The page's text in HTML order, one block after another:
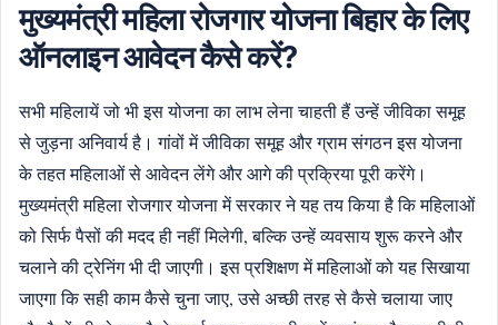
मुख्यमंत्री महिला रोजगार योजना बिहार के लिए
ऑनलाइन आवेदन कैसे करें?
सभी महिलायें जो भी इस योजना का लाभ लेना चाहती हैं उन्हें जीविका समूह
से जुड़ना अनिवार्य है। गांवों में जीविका समूह और ग्राम संगठन इस योजना
के तहत महिलाओं से आवेदन लेंगे और आगे की प्रक्रिया पूरी करेंगे।
मुख्यमंत्री महिला रोजगार योजना में सरकार ने यह तय किया है कि महिलाओं
को सिर्फ पैसों की मदद ही नहीं मिलेगी, बल्कि उन्हें व्यवसाय शुरू करने और
चलाने की ट्रेनिंग भी दी जाएगी। इस प्रशिक्षण में महिलाओं को यह सिखाया
जाएगा कि सही काम कैसे चुना जाए, उसे अच्छी तरह से कैसे चलाया जाए